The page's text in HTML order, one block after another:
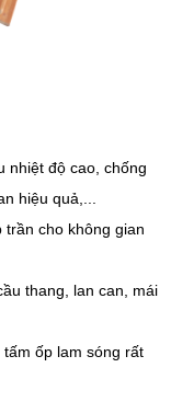
nhiệt độ cao, chống
hiệu quả,...
cho không gian
thang, lan can, mái
ốp lam sóng rất